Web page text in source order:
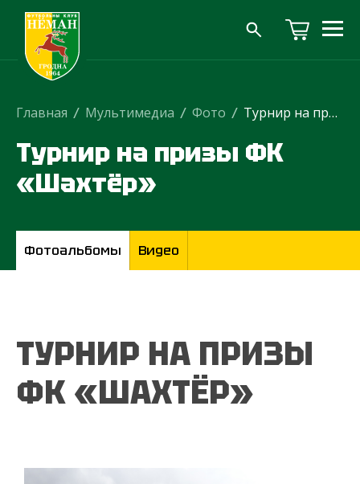
Главная / Мультимедиа / Фото / Турнир на призы ФК «Шахтёр»
Турнир на призы ФК
«Шахтёр»
Фотоальбомы Видео
ТУРНИР НА ПРИЗЫ
ФК «ШАХТЁР»